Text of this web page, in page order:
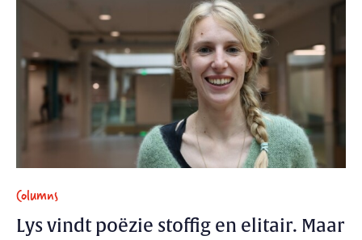
Columns
Lys vindt poëzie stoffig en elitair. Maar